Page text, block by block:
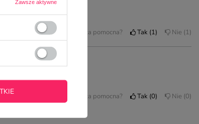
Czy opinia była pomocna? Tak 1 Nie 1
Czy opinia była pomocna? Tak 0 Nie 0
Zawsze aktywne